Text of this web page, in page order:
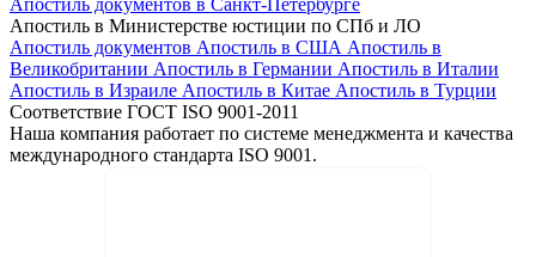
Апостиль документов в Санкт-Петербурге
Апостиль в Министерстве юстиции по СПб и ЛО
Апостиль документов Апостиль в США Апостиль в
Великобритании Апостиль в Германии Апостиль в Италии
Апостиль в Израиле Апостиль в Китае Апостиль в Турции
Соответствие ГОСТ ISO 9001-2011
Наша компания работает по системе менеджмента и качества
международного стандарта ISO 9001.